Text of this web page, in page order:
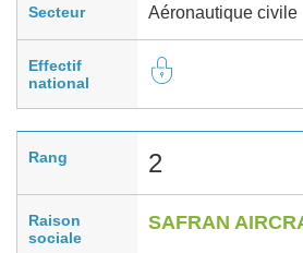
Secteur Aéronautique civile
Effectif
national
Rang 2
Raison
sociale
SAFRAN